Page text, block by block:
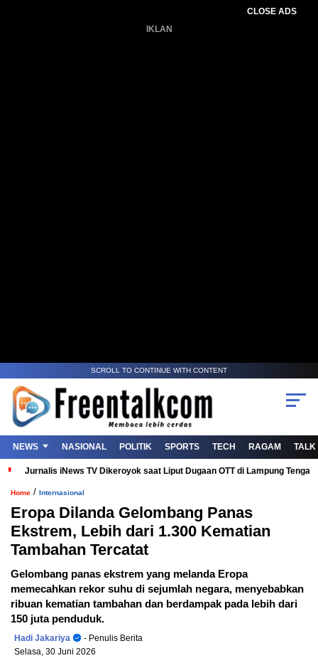
CLOSE ADS
IKLAN
SCROLL TO CONTINUE WITH CONTENT
NEWS NASIONAL POLITIK SPORTS TECH RAGAM TALK
Jurnalis iNews TV Dikeroyok saat Liput Dugaan OTT di Lampung
Home / Internasional
Eropa Dilanda Gelombang Panas
Ekstrem, Lebih dari 1.300 Kematian
Tambahan Tercatat
Gelombang panas ekstrem yang melanda Eropa
memecahkan rekor suhu di sejumlah negara, menyebabkan
ribuan kematian tambahan dan berdampak pada lebih dari
150 juta penduduk.
Hadi Jakariya
- Penulis Berita
Selasa, 30 Juni 2026